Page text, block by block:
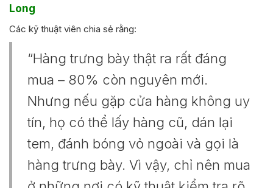
Long
Các kỹ thuật viên chia sẻ rằng:
“Hàng trưng bày thật ra rất đáng
mua – 80% còn nguyên mới.
Nhưng nếu gặp cửa hàng không uy
tín, họ có thể lấy hàng cũ, dán lại
tem, đánh bóng vỏ ngoài và gọi là
hàng trưng bày. Vì vậy, chỉ nên mua